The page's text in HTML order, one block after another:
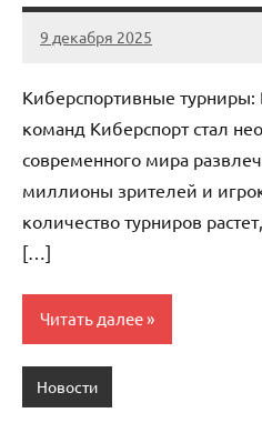
9 декабря 2025
Avtor
Нет
Киберспортивные турниры:
команд Киберспорт стал
современного мира
миллионы зрителей и
количество турниров
[…]
Читать далее
Новости